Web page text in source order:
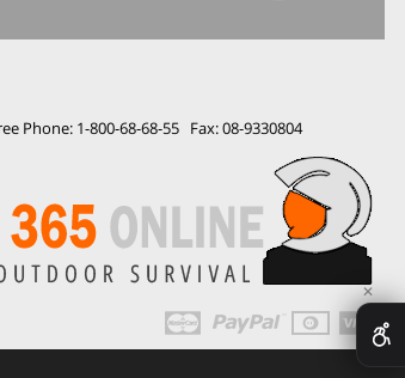
Phone: 1-800-68-68-55 Fax: 08-9330804
✕